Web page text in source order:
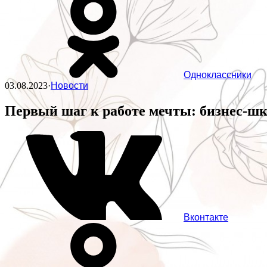
Одноклассники
03.08.2023·Новости
Первый шаг к работе мечты: бизнес-
Вконтакте